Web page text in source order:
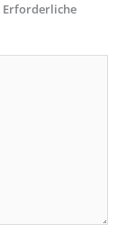
Erforderliche